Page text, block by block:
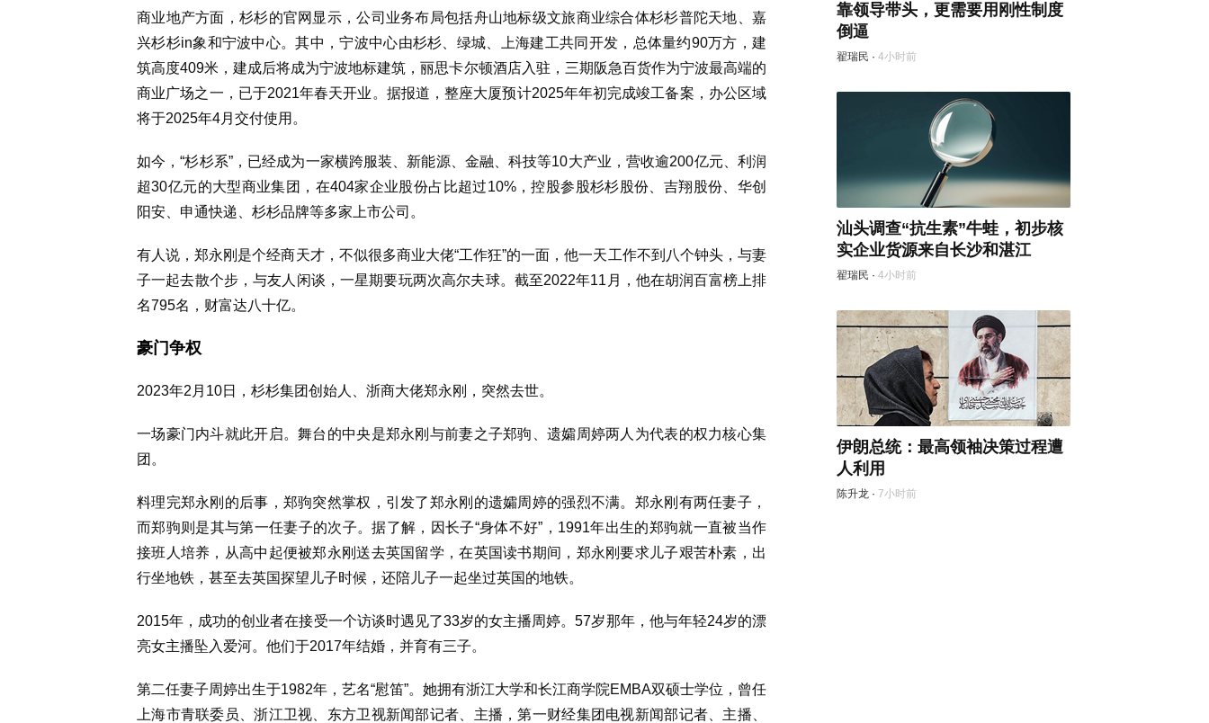
商业地产方面，杉杉的官网显示，公司业务布局包括舟山地标级文旅商业综合体杉杉普陀天地、嘉
兴杉杉in象和宁波中心。其中，宁波中心由杉杉、绿城、上海建工共同开发，总体量约90万方，建
筑高度409米，建成后将成为宁波地标建筑，丽思卡尔顿酒店入驻，三期阪急百货作为宁波最高端的
商业广场之一，已于2021年春天开业。据报道，整座大厦预计2025年年初完成竣工备案，办公区域
将于2025年4月交付使用。
如今，“杉杉系”，已经成为一家横跨服装、新能源、金融、科技等10大产业，营收逾200亿元、利润
超30亿元的大型商业集团，在404家企业股份占比超过10%，控股参股杉杉股份、吉翔股份、华创
阳安、申通快递、杉杉品牌等多家上市公司。
有人说，郑永刚是个经商天才，不似很多商业大佬“工作狂”的一面，他一天工作不到八个钟头，与妻
子一起去散个步，与友人闲谈，一星期要玩两次高尔夫球。截至2022年11月，他在胡润百富榜上排
名795名，财富达八十亿。
豪门争权
2023年2月10日，杉杉集团创始人、浙商大佬郑永刚，突然去世。
一场豪门内斗就此开启。舞台的中央是郑永刚与前妻之子郑驹、遗孀周婷两人为代表的权力核心集
团。
料理完郑永刚的后事，郑驹突然掌权，引发了郑永刚的遗孀周婷的强烈不满。郑永刚有两任妻子，
而郑驹则是其与第一任妻子的次子。据了解，因长子“身体不好”，1991年出生的郑驹就一直被当作
接班人培养，从高中起便被郑永刚送去英国留学，在英国读书期间，郑永刚要求儿子艰苦朴素，出
行坐地铁，甚至去英国探望儿子时候，还陪儿子一起坐过英国的地铁。
2015年，成功的创业者在接受一个访谈时遇见了33岁的女主播周婷。57岁那年，他与年轻24岁的漂
亮女主播坠入爱河。他们于2017年结婚，并育有三子。
第二任妻子周婷出生于1982年，艺名“慰笛”。她拥有浙江大学和长江商学院EMBA双硕士学位，曾任
上海市青联委员、浙江卫视、东方卫视新闻部记者、主播，第一财经集团电视新闻部记者、主播、
靠领导带头，更需要用刚性制度
倒逼
翟瑞民 · 4小时前
汕头调查“抗生素”牛蛙，初步核
实企业货源来自长沙和湛江
翟瑞民 · 4小时前
伊朗总统：最高领袖决策过程遭
人利用
陈升龙 · 7小时前